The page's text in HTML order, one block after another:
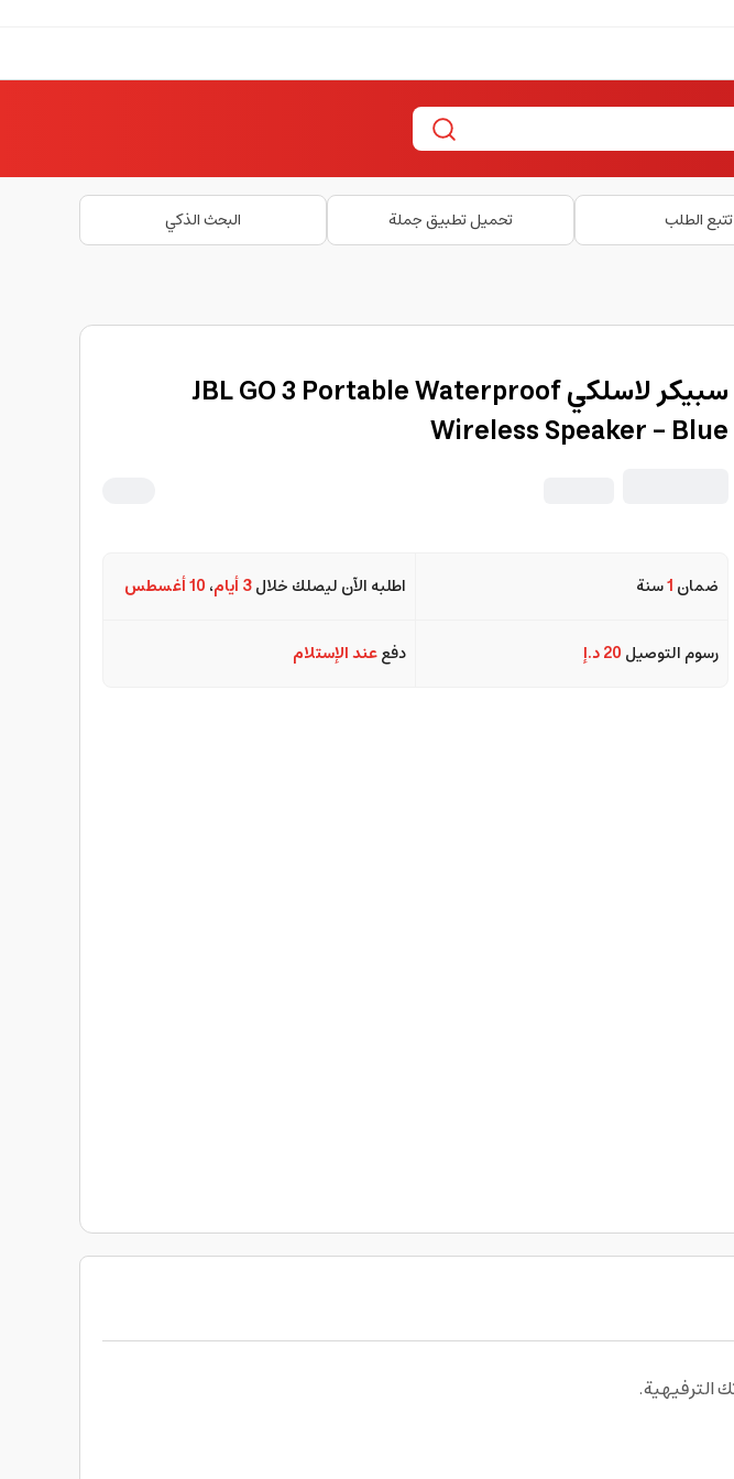
تتبع الطلب تحميل تطبيق جملة البحث الذكي
سبيكر لاسلكي JBL GO 3 Portable Waterproof
Wireless Speaker - Blue
ضمان 1سنة اطلبه الآن ليصلك خلال3 أيام ، 10 أغسطس
رسوم التوصيل 20 د.إ دفععند الإستلام